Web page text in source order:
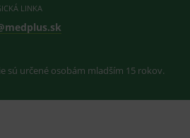
LINKA
určené osobám mladším 15 rokov.